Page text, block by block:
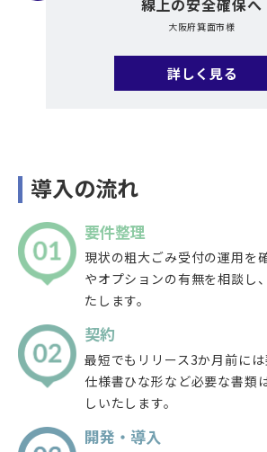
線上の安全確保へ
大阪府箕面市様
詳しく見る
導入の流れ
要件整理
現状の粗大ごみ受付の運用を
やオプションの有無を相談し
たします。
契約
最短でもリリース3か月前には
仕様書ひな形など必要な書類
しいたします。
開発・導入